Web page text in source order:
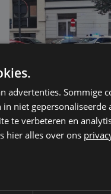
Nieuws
advertenties. Sommige
niet gepersonaliseerde
te verbeteren en
hier alles over ons